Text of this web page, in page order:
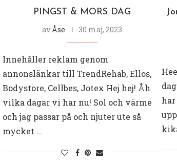
PINGST & MORS DAG
avÅse 30 maj, 2023
Innehåller reklam genom
annonslänkar till TrendRehab, Ellos,
Bodystore, Cellbes, Jotex Hej hej! Åh
vilka dagar vi har nu! Sol och värme
och jag passar på och njuter ute så
mycket …